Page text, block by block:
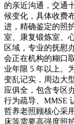
的亲近沟通，交通
候变化，具体收费
进，精确鉴定的照
室、康复锻炼室、
区域，专业的抚慰
会正在机构的糊口
业年限 5 年以上。
变乱记实，周边大
应俱全，包含专区
行为疏导、MMSE
哲养老照顾核心采
床等需要高强度照